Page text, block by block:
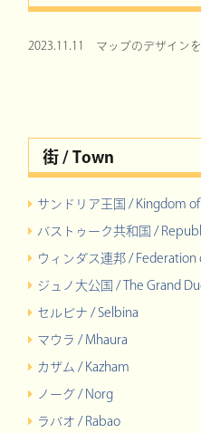
2023.11.11 マップのデザイン
街 / Town
サンドリア王国 / Kingdom of
バストゥーク共和国 /
ウィンダス連邦 / Federation
ジュノ大公国 / The Grand
セルビナ / Selbina
マウラ / Mhaura
カザム / Kazham
ノーグ / Norg
ラバオ / Rabao